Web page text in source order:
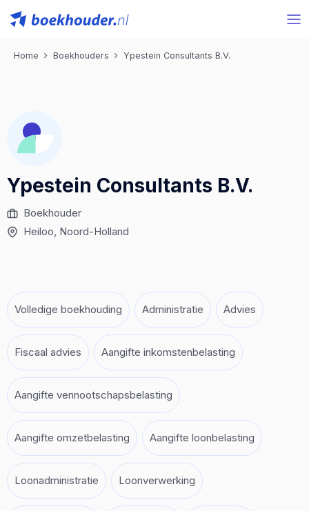
Home Boekhouders Ypestein Consultants B.V.
Ypestein Consultants B.V.
Boekhouder
Heiloo, Noord-Holland
Volledige boekhouding Administratie Advies
Fiscaal advies Aangifte inkomstenbelasting
Aangifte vennootschapsbelasting
Aangifte omzetbelasting Aangifte loonbelasting
Loonadministratie Loonverwerking